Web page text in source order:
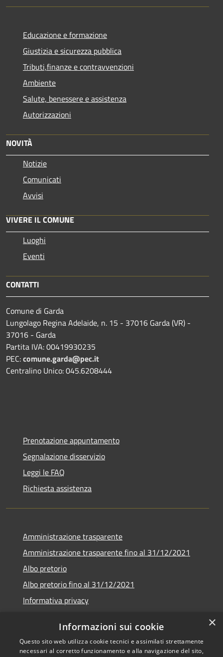
Educazione e formazione
Giustizia e sicurezza pubblica
Tributi,finanze e contravvenzioni
Ambiente
Salute, benessere e assistenza
Autorizzazioni
NOVITÀ
Notizie
Comunicati
Avvisi
VIVERE IL COMUNE
Luoghi
Eventi
CONTATTI
Comune di Garda
Lungolago Regina Adelaide, n. 15 - 37016 Garda (VR) -
37016 - Garda
Partita IVA: 00419930235
PEC:comune.garda@pec.it
Centralino Unico: 045.6208444
Prenotazione appuntamento
Segnalazione disservizio
Leggi le FAQ
Richiesta assistenza
Amministrazione trasparente
Amministrazione trasparente fino al 31/12/2021
Albo pretorio
Albo pretorio fino al 31/12/2021
Informativa privacy
Dichiarazione di accessibilità
×
Informazioni sui cookie
Questo sito web utilizza cookie tecnici e assimilati strettamente
necessari al corretto funzionamento e alla navigazione del sito,